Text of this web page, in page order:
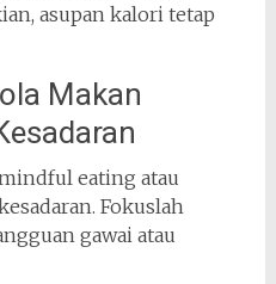
asupan kalori tetap
Makan
eating atau
Fokuslah
gawai atau